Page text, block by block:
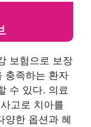
보험으로 보장
충족하는 환자
수 있다. 의료
고로 치아를
양한 옵션과 혜